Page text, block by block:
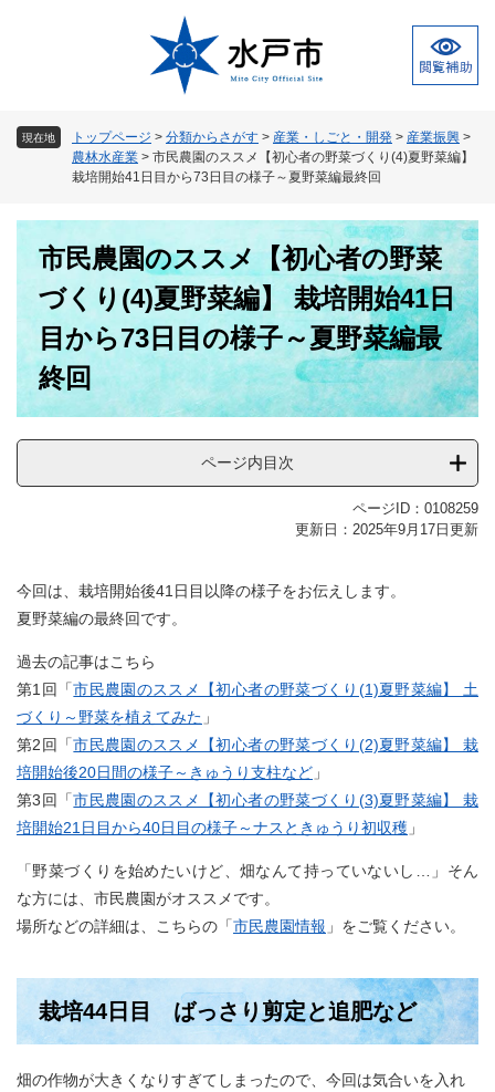
現在地 トップページ > 分類からさがす > 産業・しごと・開発 > 産業振興 >
農林水産業 > 市民農園のススメ【初心者の野菜づくり(4)夏野菜編】
栽培開始41日目から73日目の様子～夏野菜編最終回
市民農園のススメ【初心者の野菜
づくり(4)夏野菜編】 栽培開始41日
目から73日目の様子～夏野菜編最
終回
ページ内目次
ページID：0108259
更新日：2025年9月17日更新
今回は、栽培開始後41日目以降の様子をお伝えします。
夏野菜編の最終回です。
過去の記事はこちら
第1回「市民農園のススメ【初心者の野菜づくり(1)夏野菜編】 土
づくり～野菜を植えてみた 」
第2回「市民農園のススメ【初心者の野菜づくり(2)夏野菜編】 栽
培開始後20日間の様子～きゅうり支柱など 」
第3回「市民農園のススメ【初心者の野菜づくり(3)夏野菜編】 栽
培開始21日目から40日目の様子～ナスときゅうり初収穫 」
「野菜づくりを始めたいけど、畑なんて持っていないし…」そん
な方には、市民農園がオススメです。
場所などの詳細は、こちらの「市民農園情報 」をご覧ください。
栽培44日目 ばっさり剪定と追肥など
​畑の作物が大きくなりすぎてしまったので、今回は気合いを入れ